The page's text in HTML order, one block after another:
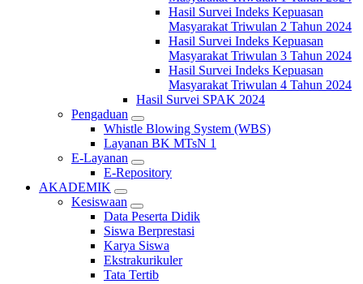
Hasil Survei Indeks Kepuasan
Masyarakat Triwulan 2 Tahun 2024
Hasil Survei Indeks Kepuasan
Masyarakat Triwulan 3 Tahun 2024
Hasil Survei Indeks Kepuasan
Masyarakat Triwulan 4 Tahun 2024
Hasil Survei SPAK 2024
Pengaduan
Whistle Blowing System (WBS)
Layanan BK MTsN 1
E-Layanan
E-Repository
AKADEMIK
Kesiswaan
Data Peserta Didik
Siswa Berprestasi
Karya Siswa
Ekstrakurikuler
Tata Tertib